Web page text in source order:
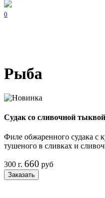
0
Рыба
Судак со сливочной
Филе обжаренного судака с
тушеного в сливках и
300 г. 660 руб
Заказать